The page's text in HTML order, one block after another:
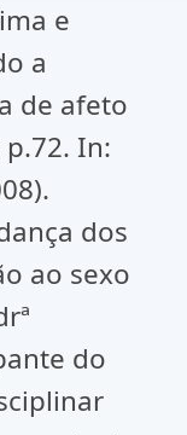
e
a
de afeto
In:
dos
ao sexo
do